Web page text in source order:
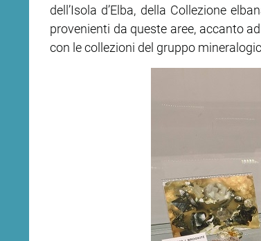
dell’Isola d’Elba, della Collezione
provenienti da queste aree, accanto
con le collezioni del gruppo